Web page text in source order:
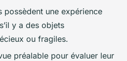
possèdent une expérience
y a des objets
ou fragiles.
préalable pour évaluer leur